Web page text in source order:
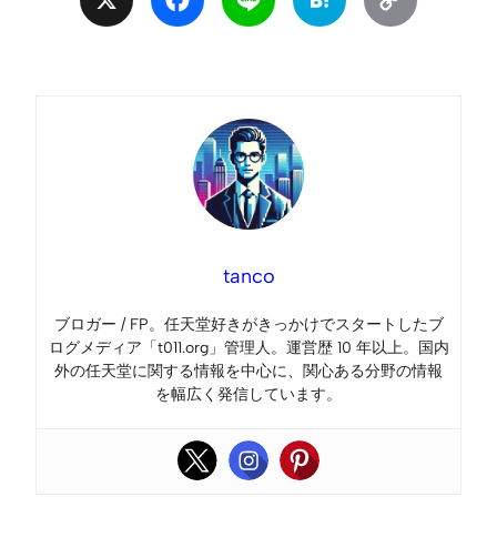
tanco
ブロガー / FP。任天堂好きがきっかけでスタートしたブ
ログメディア「t011.org」管理人。運営歴 10 年以上。国内
外の任天堂に関する情報を中心に、関心ある分野の情報
を幅広く発信しています。